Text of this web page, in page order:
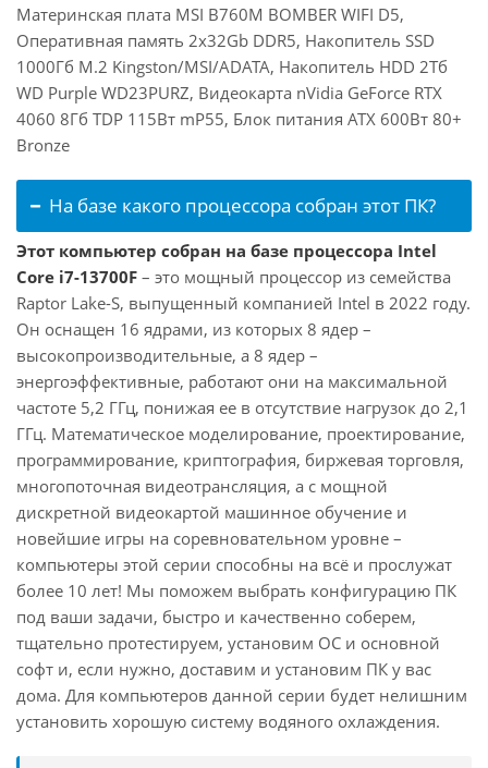
Материнская плата MSI B760M BOMBER WIFI D5,
Оперативная память 2x32Gb DDR5, Накопитель SSD
1000Гб M.2 Kingston/MSI/ADATA, Накопитель HDD 2Тб
WD Purple WD23PURZ, Видеокарта nVidia GeForce RTX
4060 8Гб TDP 115Вт mP55, Блок питания ATX 600Вт 80+
Bronze
На базе какого процессора собран этот ПК?
Этот компьютер собран на базе процессора Intel
Core i7-13700F – это мощный процессор из семейства
Raptor Lake-S, выпущенный компанией Intel в 2022 году.
Он оснащен 16 ядрами, из которых 8 ядер –
высокопроизводительные, а 8 ядер –
энергоэффективные, работают они на максимальной
частоте 5,2 ГГц, понижая ее в отсутствие нагрузок до 2,1
ГГц. Математическое моделирование, проектирование,
программирование, криптография, биржевая торговля,
многопоточная видеотрансляция, а с мощной
дискретной видеокартой машинное обучение и
новейшие игры на соревновательном уровне –
компьютеры этой серии способны на всё и прослужат
более 10 лет! Мы поможем выбрать конфигурацию ПК
под ваши задачи, быстро и качественно соберем,
тщательно протестируем, установим ОС и основной
софт и, если нужно, доставим и установим ПК у вас
дома. Для компьютеров данной серии будет нелишним
установить хорошую систему водяного охлаждения.